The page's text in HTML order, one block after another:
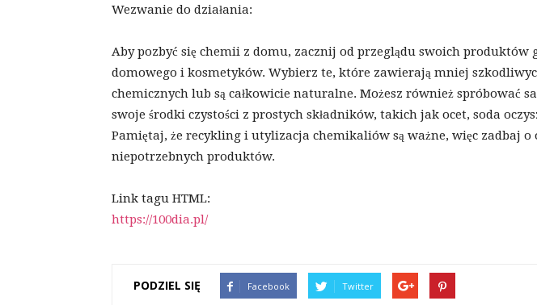
Wezwanie do działania:
Aby pozbyć się chemii z domu, zacznij od przeglądu swoich produktów
domowego i kosmetyków. Wybierz te, które zawierają mniej
chemicznych lub są całkowicie naturalne. Możesz również spróbować
swoje środki czystości z prostych składników, takich jak ocet, soda
Pamiętaj, że recykling i utylizacja chemikaliów są ważne, więc zadbaj
niepotrzebnych produktów.
Link tagu HTML:
https://100dia.pl/
PODZIEL SIĘ Facebook Twitter